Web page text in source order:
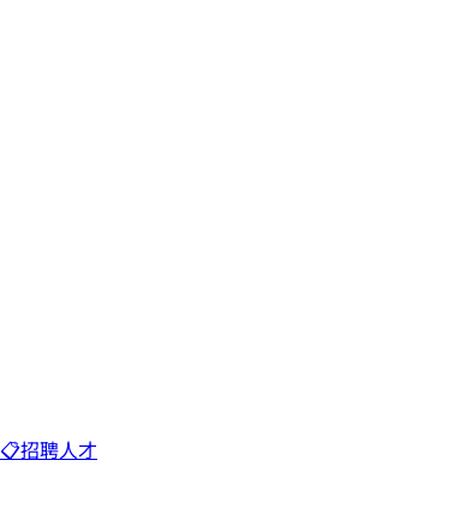
📋招聘人才